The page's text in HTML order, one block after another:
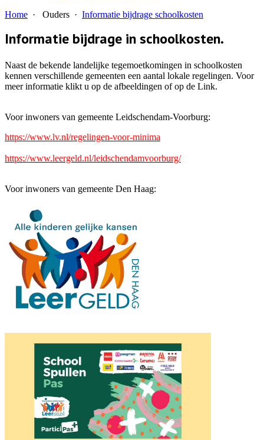
Home · Ouders · Informatie bijdrage schoolkosten
Informatie bijdrage in schoolkosten.
Naast de bekende landelijke tegemoetkomingen in schoolkosten
kennen verschillende gemeenten een aantal lokale regelingen. Voor
meer informatie klikt u op de afbeeldingen of op de Link.
Voor inwoners van gemeente Leidschendam-Voorburg:
https://www.lv.nl/regelingen-voor-minima
https://www.leergeld.nl/leidschendamvoorburg/
Voor inwoners van gemeente Den Haag: